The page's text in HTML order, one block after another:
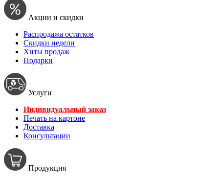
Акции и скидки
Распродажа остатков
Скидки недели
Хиты продаж
Подарки
Услуги
Индивидуальный заказ
Печать на картоне
Доставка
Консультации
Продукция